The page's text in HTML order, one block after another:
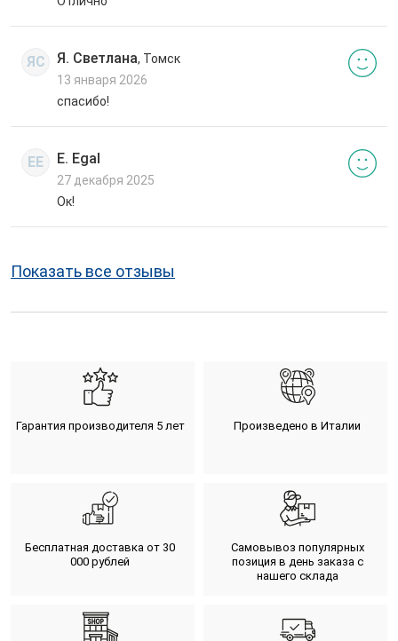
ЯС Я. Светлана, Томск
13 января 2026
спасибо!
EE E. Egal
27 декабря 2025
Ок!
Показать все отзывы
Гарантия производителя 5 лет Произведено в Италии
Бесплатная доставка от 30
000 рублей
Самовывоз популярных
позиция в день заказа с
нашего склада